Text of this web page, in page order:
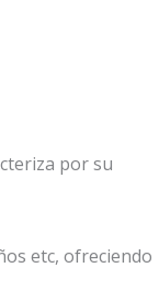
por su
etc, ofreciendo